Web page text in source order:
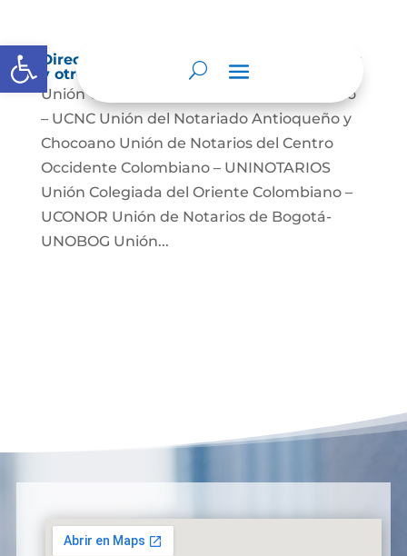
Abrir barra de herramientas
Directorio de agremiaciones, asociaciones
y otros grupos de interés
Unión Colegiada de Notariado Colombiano
– UCNC Unión del Notariado Antioqueño y
Chocoano Unión de Notarios del Centro
Occidente Colombiano – UNINOTARIOS
Unión Colegiada del Oriente Colombiano –
UCONOR Unión de Notarios de Bogotá-
UNOBOG Unión...